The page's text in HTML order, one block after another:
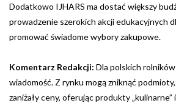
Dodatkowo IJHARS ma dostać większy
prowadzenie szerokich akcji edukacyjnych
promować świadome wybory zakupowe.
Komentarz Redakcji: Dla polskich
wiadomość. Z rynku mogą zniknąć
zaniżały ceny, oferując produkty „kulinarne”